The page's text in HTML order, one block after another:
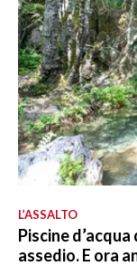
L’ASSALTO
Piscine
assedio. E ora